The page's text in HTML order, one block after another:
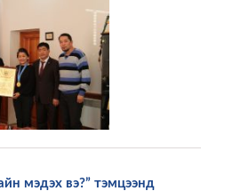
мэдэх вэ?” тэмцээнд